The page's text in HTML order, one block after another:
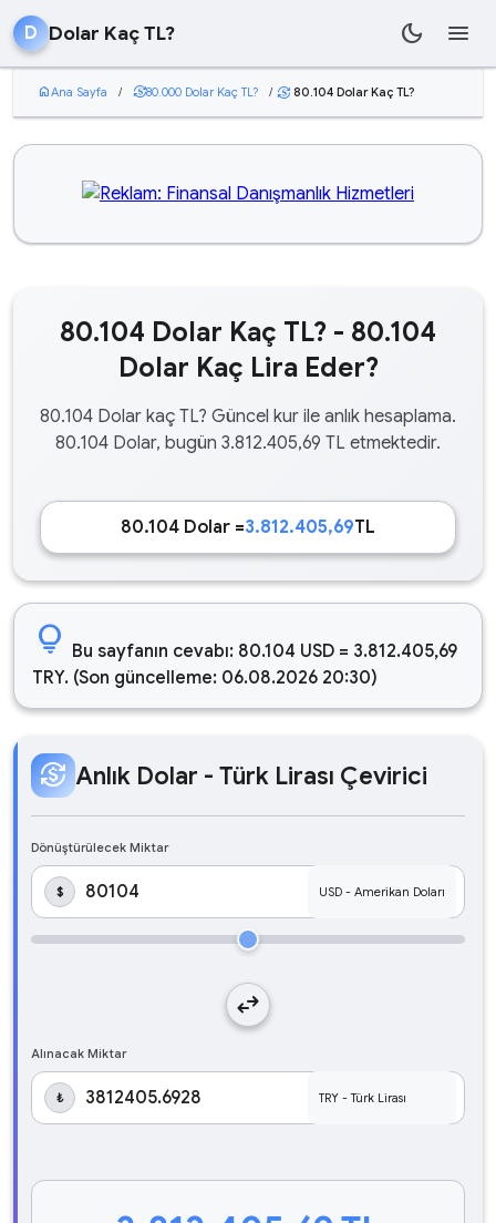
D Dolar Kaç TL? dark_mode menu
homeAna Sayfa / currency_exchange80.000 Dolar Kaç TL? / currency_exchange 80.104 Dolar Kaç TL?
80.104 Dolar Kaç TL? - 80.104
Dolar Kaç Lira Eder?
80.104 Dolar kaç TL? Güncel kur ile anlık hesaplama.
80.104 Dolar, bugün 3.812.405,69 TL etmektedir.
80.104 Dolar =3.812.405,69TL
lightbulb Bu sayfanın cevabı: 80.104 USD = 3.812.405,69
TRY. (Son güncelleme: 06.08.2026 20:30)
currency_exchange Anlık Dolar - Türk Lirası Çevirici
Dönüştürülecek Miktar
$
swap_horiz
Alınacak Miktar
₺